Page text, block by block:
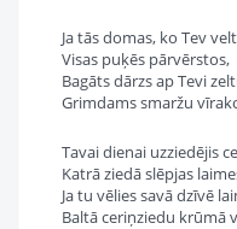
Ja tās domas, ko Tev
Visas puķēs pārvērstos,
Bagāts dārzs ap Tevi
Grimdams smaržu
Tavai dienai uzziedējis
Katrā ziedā slēpjas
Ja tu vēlies savā dzīvē
Baltā ceriņziedu krūmā